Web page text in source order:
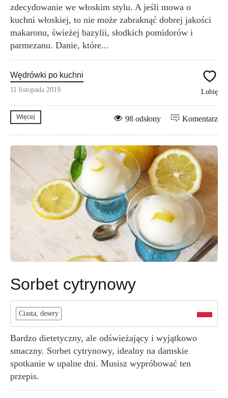
zdecydowanie we włoskim stylu. A jeśli mowa o
kuchni włoskiej, to nie może zabraknąć dobrej jakości
makaronu, świeżej bazylii, słodkich pomidorów i
parmezanu. Danie, które...
Wędrówki po kuchni
11 listopada 2019 Lubię
Więcej Komentarz
98 odsłony
Sorbet cytrynowy
Ciasta, desery
Bardzo dietetyczny, ale odświeżający i wyjątkowo
smaczny. Sorbet cytrynowy, idealny na damskie
spotkanie w upalne dni. Musisz wypróbować ten
przepis.